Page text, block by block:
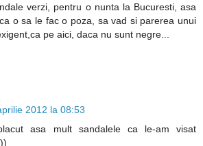
verzi, pentru o nunta la Bucuresti, asa
o sa le fac o poza, sa vad si parerea unui
pe aici, daca nu sunt negre...
2012 la 08:53
asa mult sandalele ca le-am visat